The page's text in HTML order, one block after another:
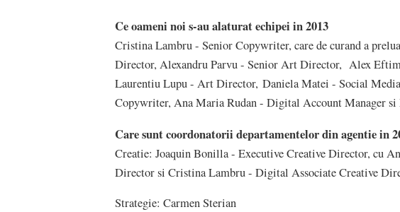
Ce oameni noi s-au alaturat echipei in 2013
Cristina Lambru - Senior Copywriter, care de curand a
Director, Alexandru Parvu - Senior Art Director, Alex
Laurentiu Lupu - Art Director, Daniela Matei - Social
Copywriter, Ana Maria Rudan - Digital Account Manager si
Care sunt coordonatorii departamentelor din agentie in
Creatie: Joaquin Bonilla - Executive Creative Director, cu
Director si Cristina Lambru - Digital Associate Creative
Strategie: Carmen Sterian